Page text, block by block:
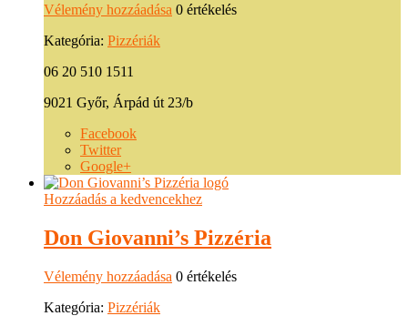
Vélemény hozzáadása 0 értékelés
Kategória: Pizzériák
06 20 510 1511
9021 Győr, Árpád út 23/b
Facebook
Twitter
Google+
Hozzáadás a kedvencekhez
Don Giovanni’s Pizzéria
Vélemény hozzáadása 0 értékelés
Kategória: Pizzériák